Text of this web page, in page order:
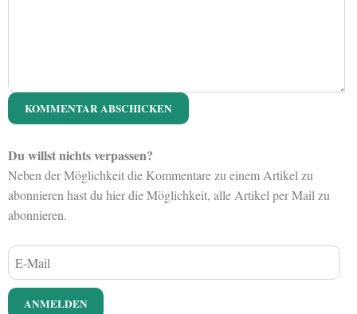
Du willst nichts verpassen?
Neben der Möglichkeit die Kommentare zu einem Artikel zu
abonnieren hast du hier die Möglichkeit, alle Artikel per Mail zu
abonnieren.